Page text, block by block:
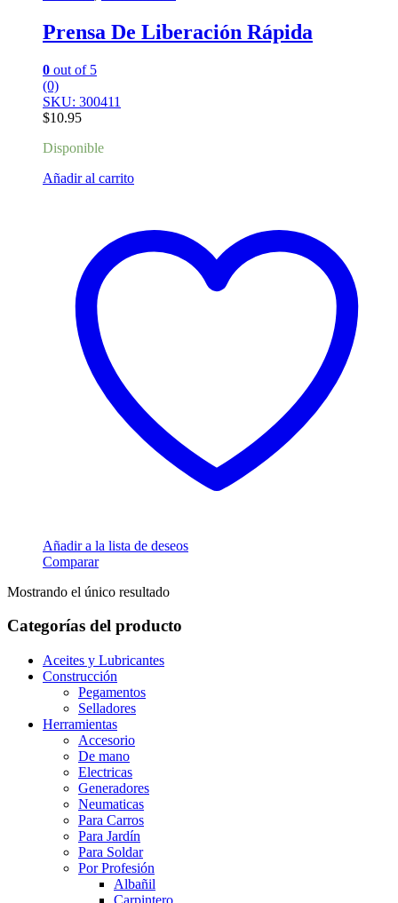
Prensa De Liberación Rápida
0 out of 5
(0)
SKU: 300411
$10.95
Disponible
Añadir al carrito
Añadir a la lista de deseos
Comparar
Mostrando el único resultado
Categorías del producto
Aceites y Lubricantes
Construcción
Pegamentos
Selladores
Herramientas
Accesorio
De mano
Electricas
Generadores
Neumaticas
Para Carros
Para Jardín
Para Soldar
Por Profesión
Albañil
Carpintero